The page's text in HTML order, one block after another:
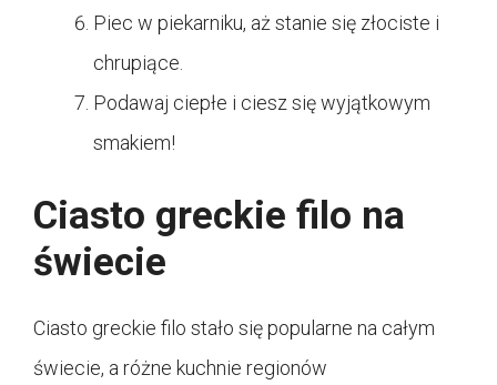
Piec w piekarniku, aż stanie się złociste i
chrupiące.
Podawaj ciepłe i ciesz się wyjątkowym
smakiem!
Ciasto greckie filo na
świecie
Ciasto greckie filo stało się popularne na całym
świecie, a różne kuchnie regionów